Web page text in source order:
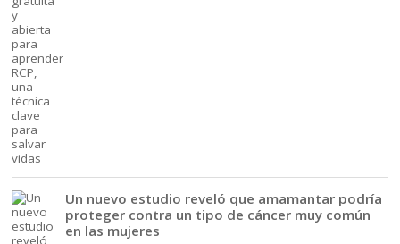
Un nuevo estudio reveló que amamantar podría
proteger contra un tipo de cáncer muy común
en las mujeres